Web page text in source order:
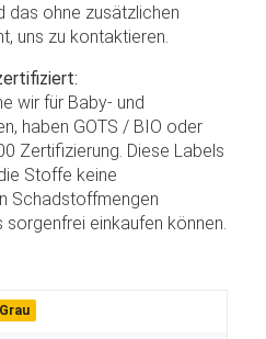
das ohne zusätzlichen
uns zu kontaktieren.
wir für Baby- und
haben GOTS / BIO oder
Zertifizierung. Diese Labels
Stoffe keine
Schadstoffmengen
sorgenfrei einkaufen können.
Grau